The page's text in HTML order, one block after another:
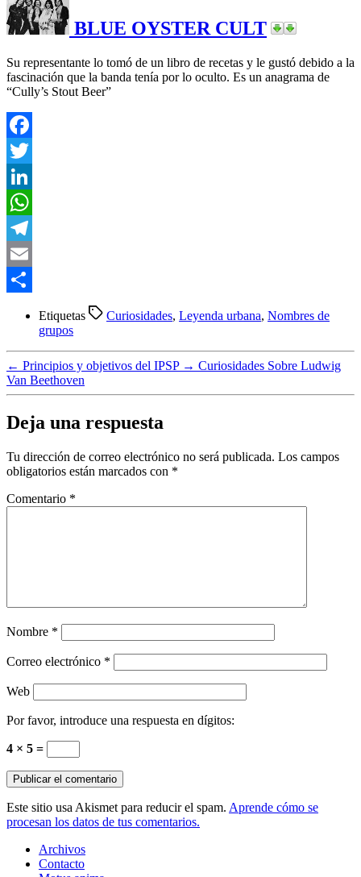
BLUE OYSTER CULT
Su representante lo tomó de un libro de recetas y le gustó debido a la
fascinación que la banda tenía por lo oculto. Es un anagrama de
“Cully’s Stout Beer”
Facebook
Twitter
LinkedIn
WhatsApp
Telegram
Email
Etiquetas Curiosidades, Leyenda urbana, Nombres de
grupos
← Principios y objetivos del IPSP → Curiosidades Sobre Ludwig
Van Beethoven
Deja una respuesta
Tu dirección de correo electrónico no será publicada. Los campos
obligatorios están marcados con *
Comentario *
Nombre *
Correo electrónico *
Web
Por favor, introduce una respuesta en dígitos:
4 × 5 =
Este sitio usa Akismet para reducir el spam. Aprende cómo se
procesan los datos de tus comentarios.
Archivos
Contacto